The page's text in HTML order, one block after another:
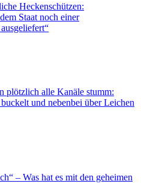
Heckenschützen:
Staat noch einer
plötzlich alle Kanäle stumm:
und nebenbei über Leichen
– Was hat es mit den geheimen